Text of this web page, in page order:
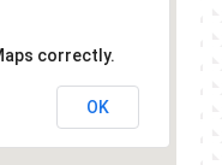
correctly.
OK